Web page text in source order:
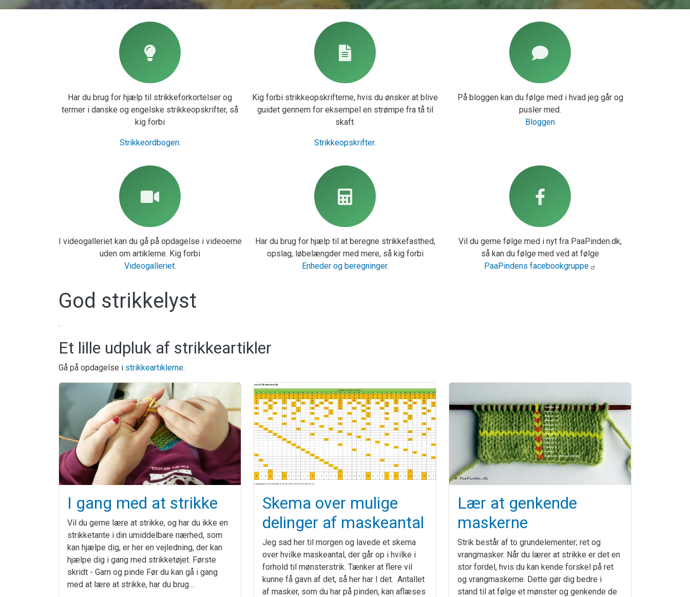
Har du brug for hjælp til strikkeforkortelser og
termer i danske og engelske strikkeopskrifter, så
kig forbi
Strikkeordbogen.
Kig forbi strikkeopskrifterne, hvis du ønsker at blive
guidet gennem for eksempel en strømpe fra tå til
skaft.
Strikkeopskrifter.
På bloggen kan du følge med i hvad jeg går og
pusler med.
Bloggen
I videogalleriet kan du gå på opdagelse i videoerne
uden om artiklerne. Kig forbi
Videogalleriet.
Har du brug for hjælp til at beregne strikkefasthed,
opslag, løbelængder med mere, så kig forbi
Enheder og beregninger.
Vil du gerne følge med i nyt fra PaaPinden.dk,
så kan du følge med ved at følge
PaaPindens facebookgruppe
God strikkelyst
.
Et lille udpluk af strikkeartikler
Gå på opdagelse i strikkeartiklerne.
I gang med at strikke
Vil du gerne lære at strikke, og har du ikke en
strikketante i din umiddelbare nærhed, som
kan hjælpe dig, er her en vejledning, der kan
hjælpe dig i gang med strikketøjet. Første
skridt - Garn og pinde Før du kan gå i gang
med at lære at strikke, har du brug…
Skema over mulige
delinger af maskeantal
Jeg sad her til morgen og lavede et skema
over hvilke maskeantal, der går op i hvilke i
forhold til mønsterstrik. Tænker at flere vil
kunne få gavn af det, så her har I det. Antallet
af masker, som du har på pinden, kan aflæses
Lær at genkende
maskerne
Strik består af to grundelementer; ret og
vrangmasker. Når du lærer at strikke er det en
stor fordel, hvis du kan kende forskel på ret
og vrangmaskerne. Dette gør dig bedre i
stand til at følge et mønster og genkende de